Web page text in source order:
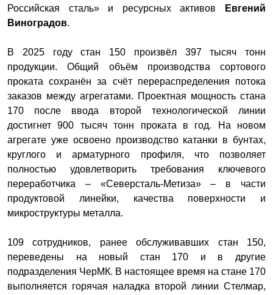
Российская сталь» и ресурсных активов
Евгений
Виноградов.
В 2025 году стан 150 произвёл 397 тысяч тонн
продукции. Общий объём производства сортового
проката сохранён за счёт перераспределения потока
заказов между агрегатами. Проектная мощность стана
170 после ввода второй технологической линии
достигнет 900 тысяч тонн проката в год. На новом
агрегате уже освоено производство катанки в бунтах,
круглого и арматурного профиля, что позволяет
полностью удовлетворить требования ключевого
переработчика – «Северсталь-Метиза» – в части
продуктовой линейки, качества поверхности и
микроструктуры металла.
109 сотрудников, ранее обслуживавших стан 150,
переведены на новый стан 170 и в другие
подразделения ЧерМК. В настоящее время на стане 170
выполняется горячая наладка второй линии Стелмар,